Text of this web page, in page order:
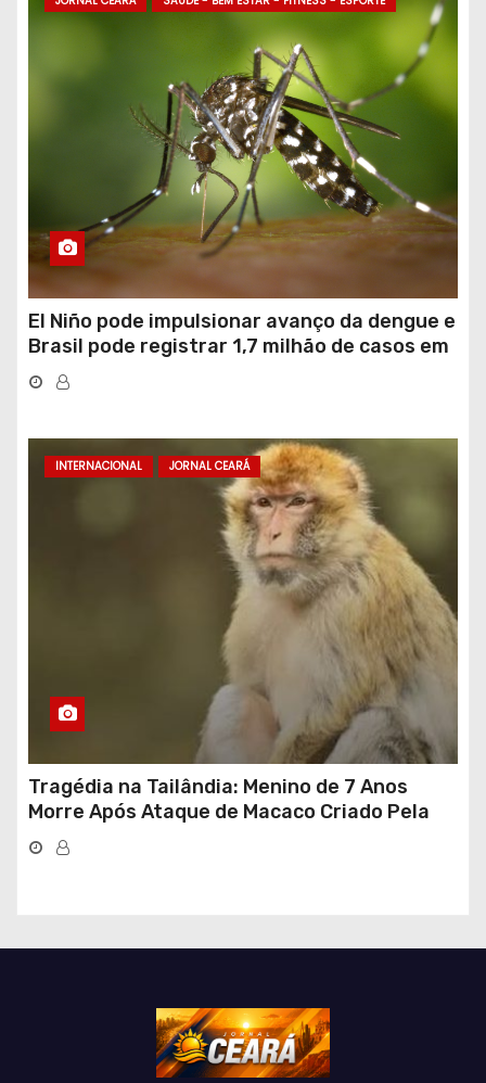
El Niño pode impulsionar avanço da dengue e
Brasil pode registrar 1,7 milhão de casos em
2027
INTERNACIONAL JORNAL CEARÁ
Tragédia na Tailândia: Menino de 7 Anos
Morre Após Ataque de Macaco Criado Pela
Própria Família